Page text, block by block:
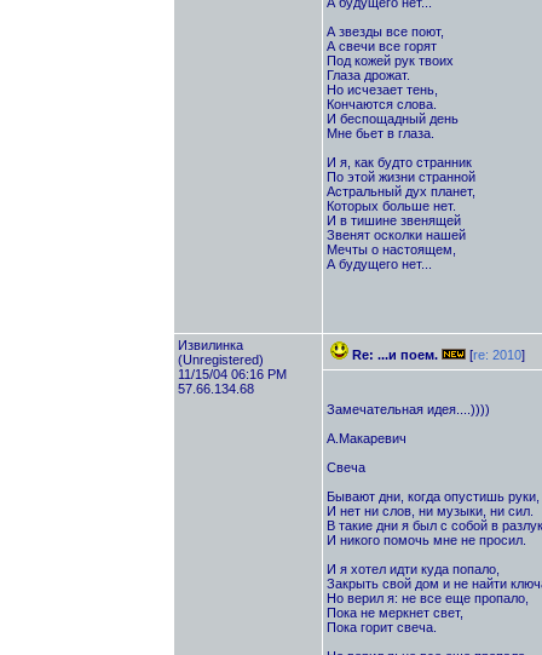
А звезды все поют,
А свечи все горят
Под кожей рук твоих
Глаза дрожат.
Но исчезает тень,
Кончаются слова.
И беспощадный день
Мне бьет в глаза.
И я, как будто странник
По этой жизни странной
Астральный дух планет,
Которых больше нет.
И в тишине звенящей
Звенят осколки нашей
Мечты о настоящем,
А будущего нет...
Извилинка
(Unregistered)
11/15/04 06:16 PM
57.66.134.68
Re: ...и поем. [re: 2010]
Замечательная идея....))))
А.Макаревич
Свеча
Бывают дни, когда опустишь руки,
И нет ни слов, ни музыки, ни сил.
В такие дни я был с собой в
И никого помочь мне не просил.
И я хотел идти куда попало,
Закрыть свой дом и не найти
Но верил я: не все еще пропало,
Пока не меркнет свет,
Пока горит свеча.